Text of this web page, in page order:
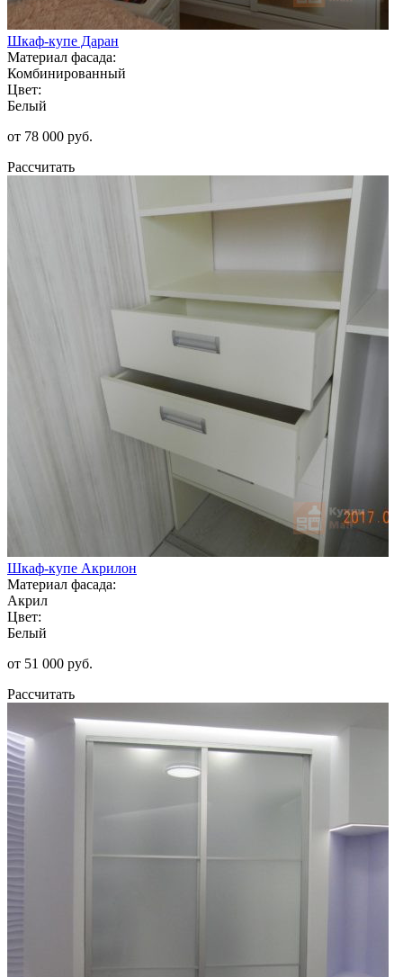
Шкаф-купе Даран
Материал фасада:
Комбинированный
Цвет:
Белый
от 78 000 руб.
Рассчитать
Шкаф-купе Акрилон
Материал фасада:
Акрил
Цвет:
Белый
от 51 000 руб.
Рассчитать